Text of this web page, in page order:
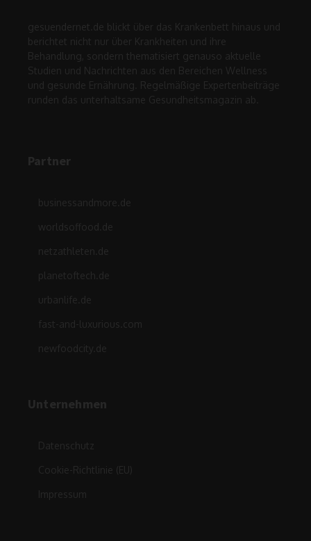
gesuendernet.de blickt über das Krankenbett hinaus und
berichtet nicht nur über Krankheiten und ihre
Behandlung, sondern thematisiert genauso aktuelle
Studien und Nachrichten aus den Bereichen Wellness
und gesunde Ernährung. Regelmäßige Expertenbeiträge
runden das unterhaltsame Gesundheitsmagazin ab.
Partner
businessandmore.de
worldsoffood.de
netzathleten.de
planetoftech.de
urbanlife.de
fast-and-luxurious.com
newfoodcity.de
Unternehmen
Datenschutz
Cookie-Richtlinie (EU)
Impressum